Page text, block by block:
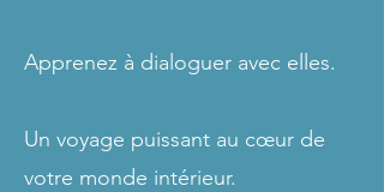
Apprenez à dialoguer avec elles.
Un voyage puissant au cœur de
votre monde intérieur.